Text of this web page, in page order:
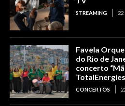
STREAMING
Favela
do Rio de
concerto
CONCERTOS